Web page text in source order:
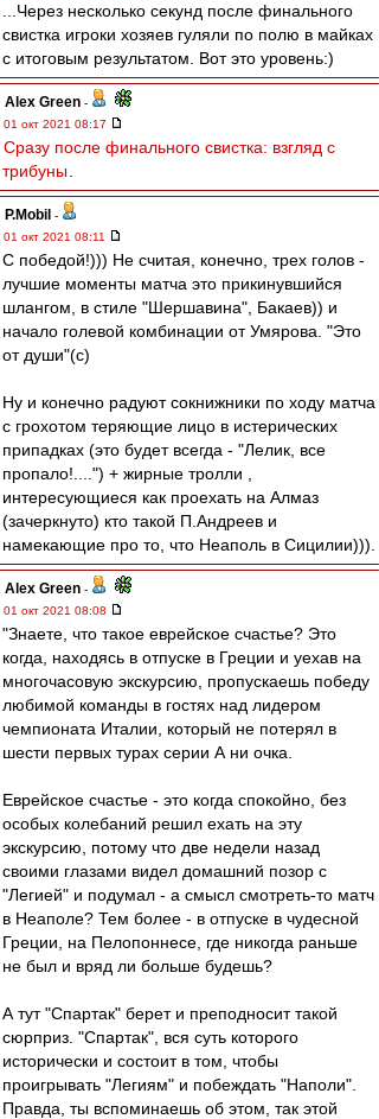
...Через несколько секунд после финального
свистка игроки хозяев гуляли по полю в майках
с итоговым результатом. Вот это уровень:)
Alex Green -
01 окт 2021 08:17
Сразу после финального свистка: взгляд с
трибуны
P.Mobil -
01 окт 2021 08:11
С победой!))) Не считая, конечно, трех голов -
лучшие моменты матча это прикинувшийся
шлангом, в стиле "Шершавина", Бакаев)) и
начало голевой комбинации от Умярова. "Это
от души"(с)
Ну и конечно радуют сокнижники по ходу матча
с грохотом теряющие лицо в истерических
припадках (это будет всегда - "Лелик, все
пропало!....") + жирные тролли ,
интересующиеся как проехать на Алмаз
(зачеркнуто) кто такой П.Андреев и
намекающие про то, что Неаполь в Сицилии))).
Alex Green -
01 окт 2021 08:08
"Знаете, что такое еврейское счастье? Это
когда, находясь в отпуске в Греции и уехав на
многочасовую экскурсию, пропускаешь победу
любимой команды в гостях над лидером
чемпионата Италии, который не потерял в
шести первых турах серии А ни очка.
Еврейское счастье - это когда спокойно, без
особых колебаний решил ехать на эту
экскурсию, потому что две недели назад
своими глазами видел домашний позор с
"Легией" и подумал - а смысл смотреть-то матч
в Неаполе? Тем более - в отпуске в чудесной
Греции, на Пелопоннесе, где никогда раньше
не был и вряд ли больше будешь?
А тут "Спартак" берет и преподносит такой
сюрприз. "Спартак", вся суть которого
исторически и состоит в том, чтобы
проигрывать "Легиям" и побеждать "Наполи".
Правда, ты вспоминаешь об этом, так этой